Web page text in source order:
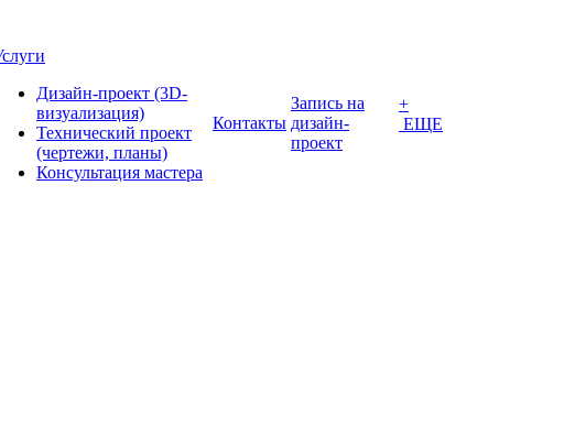
Дизайн-проект (3D-
визуализация)
Технический проект
(чертежи, планы)
Консультация мастера
Контакты
Запись на
дизайн-
проект
+
ЕЩЕ